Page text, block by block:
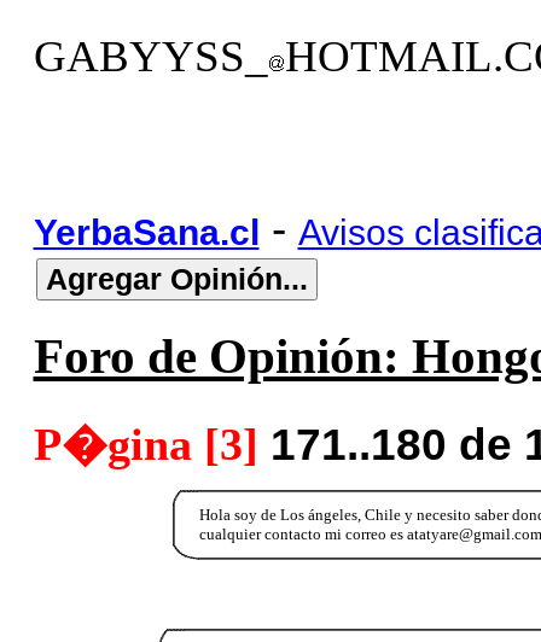
GABYYSS_
YerbaSana.cl - Avisos
Foro de Opinión:
P�gina [3] 171..180 de
Hola soy de Los ángeles, Chile y necesito saber
cualquier contacto mi correo es